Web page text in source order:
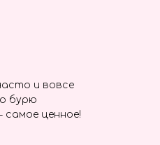
и вовсе
бурю
самое ценное!